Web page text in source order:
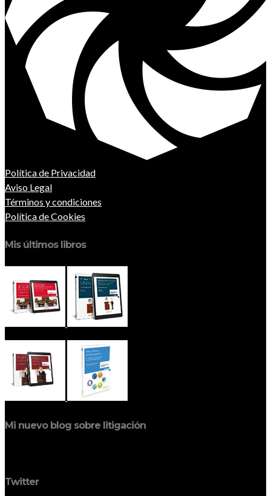
Política de Privacidad
Aviso Legal
Términos y condiciones
Política de Cookies
Mis últimos libros
Mi nuevo blog sobre litigación
Twitter